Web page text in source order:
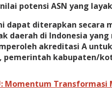
potensi ASN yang
dapat diterapkan secara
daerah di Indonesia
akreditasi A
pemerintah kabupaten/
Momentum Transformasi